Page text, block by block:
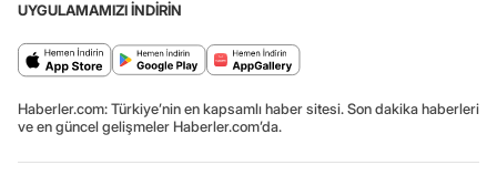
UYGULAMAMIZI İNDİRİN
Haberler.com: Türkiye’nin en kapsamlı haber sitesi. Son dakika haberleri
ve en güncel gelişmeler Haberler.com’da.